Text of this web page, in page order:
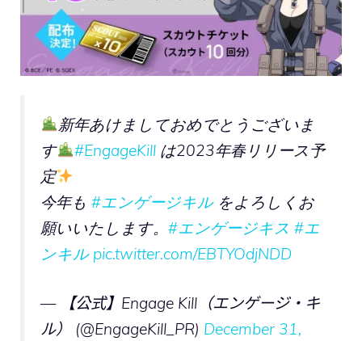
新年あけましておめでとうございま
す
#EngageKillは2023年春リリース予
定
今年も #エンゲージキルをよろしくお
願いいたします。 #エンゲージキス #エ
ンキル pic.twitter.com/EBTYOdjNDD
— 【公式】Engage Kill（エンゲージ・キ
ル） (@EngageKill_PR) December 31,